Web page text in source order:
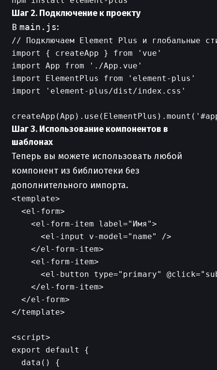
Шаг 2. Подключение к проекту
В main.js:
// Подключаем Element Plus и глобальные
import { createApp } from 'vue'
import App from './App.vue'
import ElementPlus from 'element-plus'
import 'element-plus/dist/index.css'
Шаг 3. Использование компонентов в
шаблонах
Теперь вы можете использовать любой
компонент из библиотеки без
дополнительного импорта.
<template>
  <el-form>
    <el-form-item label="Имя">
      <el-input v-model="name" />
    </el-form-item>
    <el-form-item>
<el-button type="primary"
    </el-form-item>
  </el-form>
</template>
<script>
export default {
  data() {